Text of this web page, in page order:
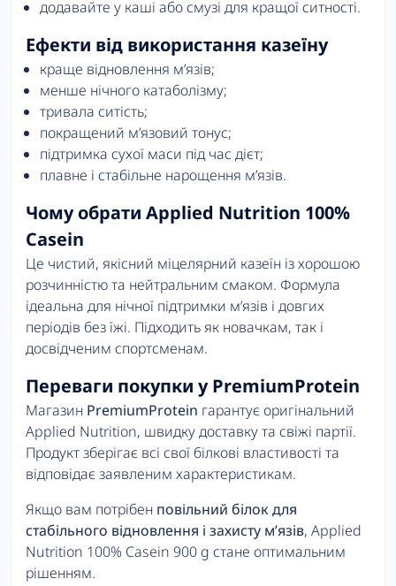
додавайте у каші або смузі для кращої ситності.
Ефекти від використання казеїну
краще відновлення м’язів;
менше нічного катаболізму;
тривала ситість;
покращений м’язовий тонус;
підтримка сухої маси під час дієт;
плавне і стабільне нарощення м’язів.
Чому обрати Applied Nutrition 100%
Casein
Це чистий, якісний міцелярний казеїн із хорошою
розчинністю та нейтральним смаком. Формула
ідеальна для нічної підтримки м’язів і довгих
періодів без їжі. Підходить як новачкам, так і
досвідченим спортсменам.
Переваги покупки у PremiumProtein
Магазин PremiumProtein гарантує оригінальний
Applied Nutrition, швидку доставку та свіжі партії.
Продукт зберігає всі свої білкові властивості та
відповідає заявленим характеристикам.
Якщо вам потрібен повільний білок для
стабільного відновлення і захисту м’язів, Applied
Nutrition 100% Casein 900 g стане оптимальним
рішенням.